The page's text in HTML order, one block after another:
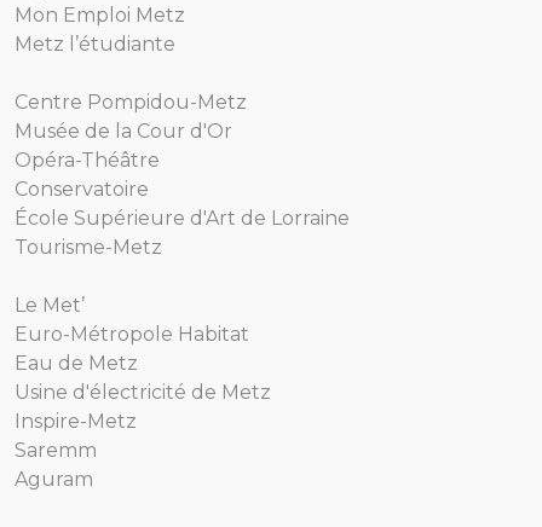
Mon Emploi Metz
Metz l’étudiante
Centre Pompidou-Metz
Musée de la Cour d'Or
Opéra-Théâtre
Conservatoire
École Supérieure d'Art de Lorraine
Tourisme-Metz
Le Met’
Euro-Métropole Habitat
Eau de Metz
Usine d'électricité de Metz
Inspire-Metz
Saremm
Aguram